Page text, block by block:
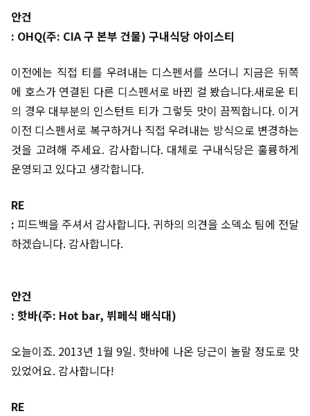
안건
: OHQ(주: CIA 구 본부 건물) 구내식당 아이스티
이전에는 직접 티를 우려내는 디스펜서를 쓰더니 지금은 뒤쪽
에 호스가 연결된 다른 디스펜서로 바뀐 걸 봤습니다.새로운 티
의 경우 대부분의 인스턴트 티가 그렇듯 맛이 끔찍합니다. 이거
이전 디스펜서로 복구하거나 직접 우려내는 방식으로 변경하는
것을 고려해 주세요. 감사합니다. 대체로 구내식당은 훌륭하게
운영되고 있다고 생각합니다.
RE
: 피드백을 주셔서 감사합니다. 귀하의 의견을 소덱소 팀에 전달
하겠습니다. 감사합니다.
안건
: 핫바(주: Hot bar, 뷔페식 배식대)
오늘이죠. 2013년 1월 9일. 핫바에 나온 당근이 놀랄 정도로 맛
있었어요. 감사합니다!
RE